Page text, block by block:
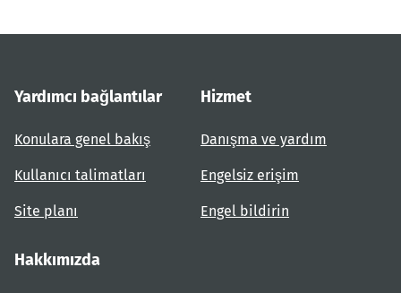
Yardımcı bağlantılar
Konulara genel bakış
Kullanıcı talimatları
Site planı
Hizmet
Danışma ve yardım
Engelsiz erişim
Engel bildirin
Hakkımızda